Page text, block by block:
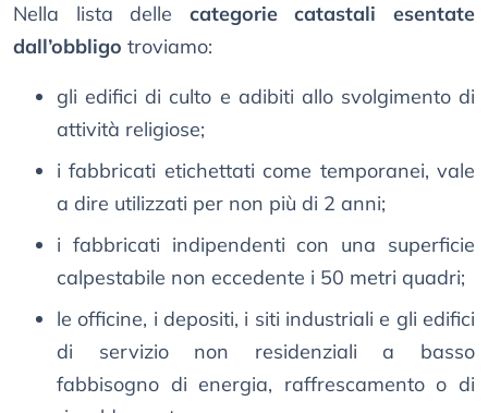
Nella lista delle categorie catastali esentate
dall’obbligo troviamo:
gli edifici di culto e adibiti allo svolgimento di
attività religiose;
i fabbricati etichettati come temporanei, vale
a dire utilizzati per non più di 2 anni;
i fabbricati indipendenti con una superficie
calpestabile non eccedente i 50 metri quadri;
le officine, i depositi, i siti industriali e gli edifici
di servizio non residenziali a basso
fabbisogno di energia, raffrescamento o di